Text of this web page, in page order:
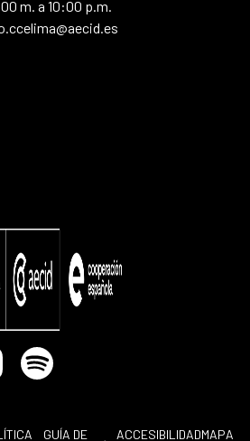
m. a 10:00 p.m.
Spotify
GUÍA DE
ACCESIBILIDADMAPA